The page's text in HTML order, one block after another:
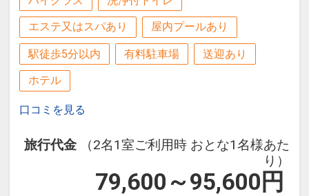
エステ又はスパあり 屋内プールあり
駅徒歩5分以内 有料駐車場 送迎あり
ホテル
口コミを見る
旅行代金
（2名1室ご利用時 おとな1名様あた
り）
79,600～95,600 円